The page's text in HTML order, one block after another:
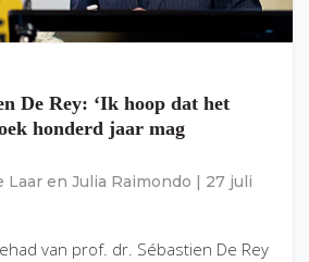
De Rey: ‘Ik hoop dat het
honderd jaar mag
Laar en Julia Raimondo
27 juli
van prof. dr. Sébastien De Rey